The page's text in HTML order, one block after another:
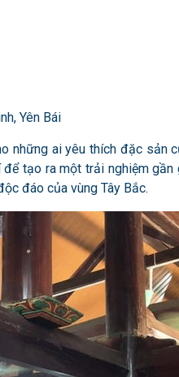
Yên Bái
những ai yêu thích đặc sản
tạo ra một trải nghiệm
đáo của vùng Tây Bắc.